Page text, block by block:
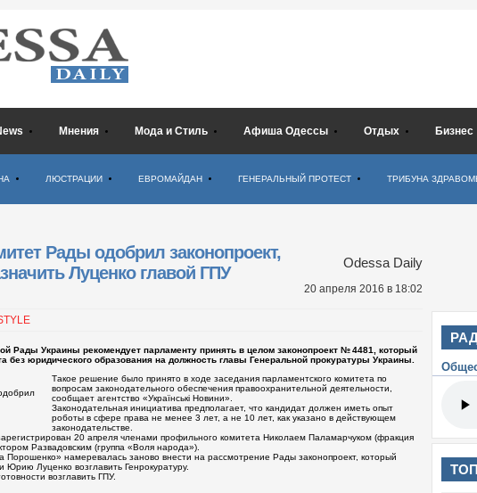
Мнения Мода и Стиль Афиша Одессы Отдых Бизнес
ЛЮСТРАЦИИ ЕВРОМАЙДАН ГЕНЕРАЛЬНЫЙ ПРОТЕСТ ТРИБУНА
Рады одобрил законопроект,
Луценко главой ГПУ
Odessa Daily
20 апреля 2016 в 18:02
Рады Украины рекомендует парламенту принять в целом законопроект № 4481, который
без юридического образования на должность главы Генеральной прокуратуры Украины.
Такое решение было принято в ходе заседания парламентского комитета по
вопросам законодательного обеспечения правоохранительной деятельности,
сообщает агентство «Українські Новини».
Законодательная инициатива предполагает, что кандидат должен иметь опыт
роботы в сфере права не менее 3 лет, а не 10 лет, как указано в действующем
законодательстве.
20 апреля членами профильного комитета Николаем Паламарчуком (фракция
Развадовским (группа «Воля народа»).
Порошенко» намеревалась заново внести на рассмотрение Рады законопроект, который
Юрию Луценко возглавить Генрокуратуру.
возглавить ГПУ.